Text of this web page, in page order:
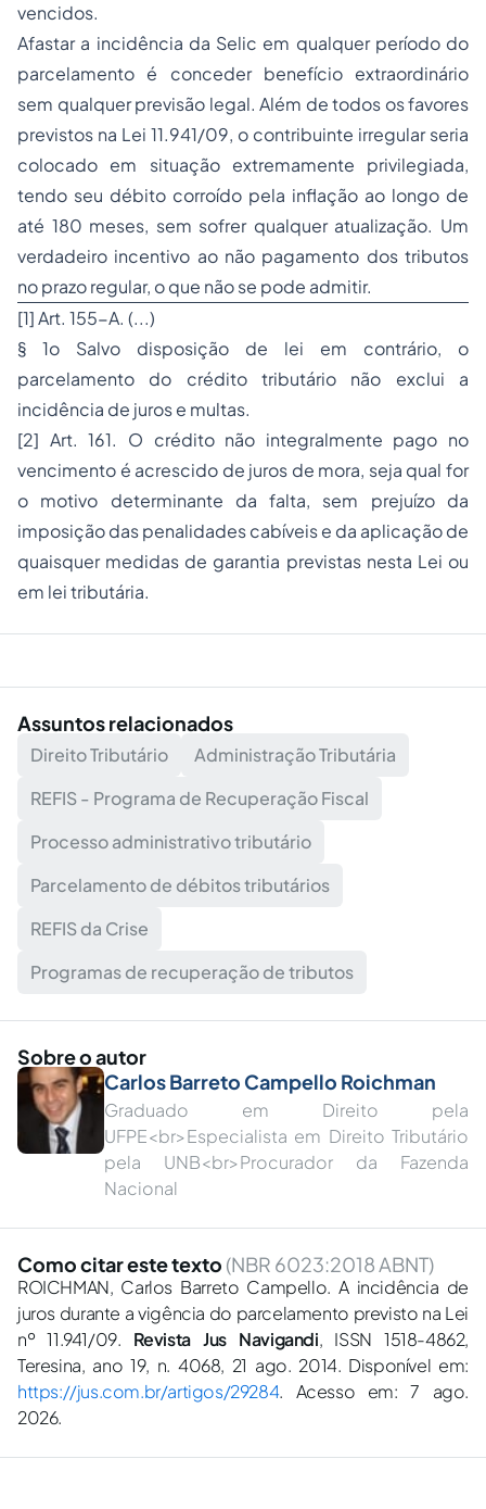
vencidos.
Afastar a incidência da Selic em qualquer período do
parcelamento é conceder benefício extraordinário
sem qualquer previsão legal. Além de todos os favores
previstos na Lei 11.941/09, o contribuinte irregular seria
colocado em situação extremamente privilegiada,
tendo seu débito corroído pela inflação ao longo de
até 180 meses, sem sofrer qualquer atualização. Um
verdadeiro incentivo ao não pagamento dos tributos
no prazo regular, o que não se pode admitir.
[1]Art. 155-A. (...)
§ 1o Salvo disposição de lei em contrário, o
parcelamento do crédito tributário não exclui a
incidência de juros e multas.
[2] Art. 161. O crédito não integralmente pago no
vencimento é acrescido de juros de mora, seja qual for
o motivo determinante da falta, sem prejuízo da
imposição das penalidades cabíveis e da aplicação de
quaisquer medidas de garantia previstas nesta Lei ou
em lei tributária.
Assuntos relacionados
Direito Tributário
Administração Tributária
REFIS - Programa de Recuperação Fiscal
Processo administrativo tributário
Parcelamento de débitos tributários
REFIS da Crise
Programas de recuperação de tributos
Sobre o autor
Carlos Barreto Campello Roichman
Graduado em Direito pela
UFPE<br>Especialista em Direito Tributário
pela UNB<br>Procurador da Fazenda
Nacional
Como citar este texto (NBR 6023:2018 ABNT)
ROICHMAN, Carlos Barreto Campello. A incidência de
juros durante a vigência do parcelamento previsto na Lei
nº 11.941/09. Revista Jus Navigandi, ISSN 1518-4862,
Teresina, ano 19, n. 4068, 21 ago. 2014. Disponível em:
https://jus.com.br/artigos/29284. Acesso em: 7 ago.
2026.